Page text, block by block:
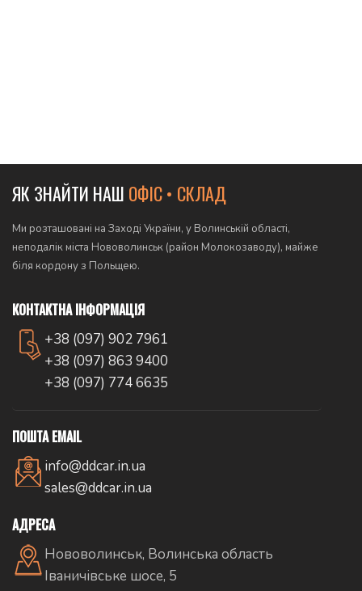
ЯК ЗНАЙТИ НАШ ОФІС • СКЛАД
Ми розташовані на Заході України, у Волинській області,
неподалік міста Нововолинськ (район Молокозаводу), майже
біля кордону з Польщею.
КОНТАКТНА ІНФОРМАЦІЯ
+38 (097) 902 7961
+38 (097) 863 9400
+38 (097) 774 6635
ПОШТА EMAIL
info@ddcar.in.ua
sales@ddcar.in.ua
АДРЕСА
Нововолинськ, Волинська область
Іваничівське шосе, 5